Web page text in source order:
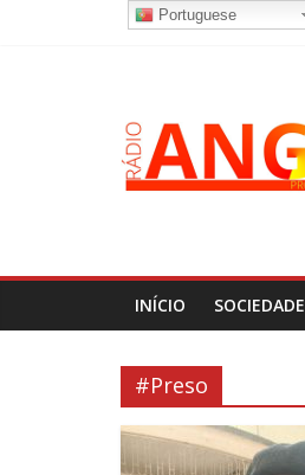
INÍCIO SOCIEDADE
#Preso
Portuguese